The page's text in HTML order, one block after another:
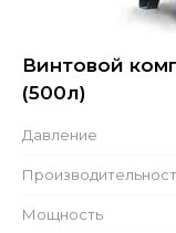
Винтовой
(500л)
Давление
Мощность